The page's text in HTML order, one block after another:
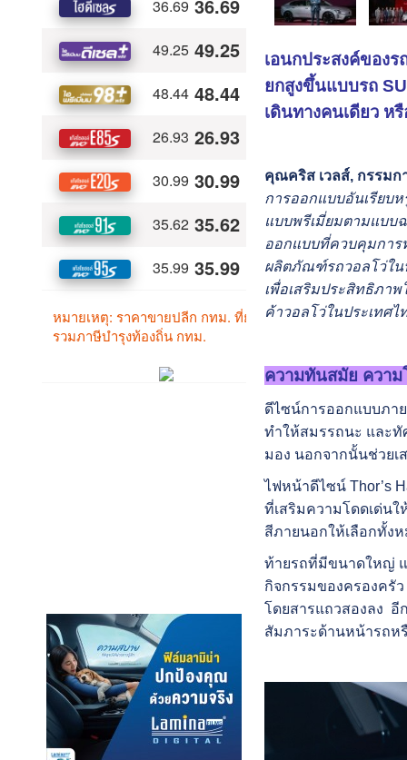
เอนกประสงค์ของร
ยกสูงขึ้นแบบรถ
เดินทางคนเดียว ห
คุณคริส เวลส์, กรรมก
การออกแบบอันเรียบ
แบบพรีเมี่ยมตามแบบ
ออกแบบที่ควบคุมการ
ผลิตภัณฑ์รถวอลโว่ใน
เพื่อเสริมประสิทธิภา
ค้าวอลโว่ในประเทศ
ความทันสมัย ความ
ดีไซน์การออกแบบภา
ทำให้สมรรถนะ และทั
มอง นอกจากนั้นช่วยเ
ไฟหน้าดีไซน์ Thor’s
ที่เสริมความโดดเด่น
สีภายนอกให้เลือกทั้งห
ท้ายรถที่มีขนาดใหญ่ แ
กิจกรรมของครองครั
โดยสารแถวสองลง อี
สัมภาระด้านหน้ารถห